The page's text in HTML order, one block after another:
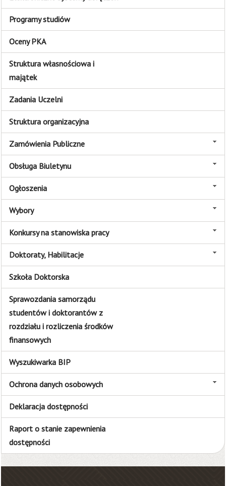
Programy studiów
Oceny PKA
Struktura własnościowa i
majątek
Zadania Uczelni
Struktura organizacyjna
Zamówienia Publiczne
Obsługa Biuletynu
Ogłoszenia
Wybory
Konkursy na stanowiska pracy
Doktoraty, Habilitacje
Szkoła Doktorska
Sprawozdania samorządu
studentów i doktorantów z
rozdziału i rozliczenia środków
finansowych
Wyszukiwarka BIP
Ochrona danych osobowych
Deklaracja dostępności
Raport o stanie zapewnienia
dostępności